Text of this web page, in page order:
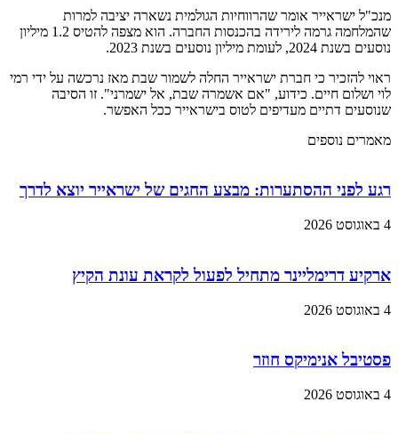
מנכ"ל ישראייר אומר שהרווחיות הגולמית נשארה יציבה למרות
שהמלחמה גרמה לירידה בהכנסות החברה. הוא מצפה להטיס 1.2 מיליון
נוסעים בשנת 2024, לעומת מיליון נוסעים בשנת 2023.
ראוי להזכיר כי חברת ישראייר החלה לשמור שבת מאז נרכשה על ידי רמי
לוי ושלום חיים. כידוע, "אם אשמרה שבת, אל ישמרני". זו הסיבה
שנוסעים דתיים מעדיפים לטוס בישראייר ככל האפשר.
מאמרים נוספים
רגע לפני ההסתערות: מבצע החגים של ישראייר יוצא לדרך
4 באוגוסט 2026
ארקיע דרימליינר מתחיל לפעול לקראת עונת הקיץ
4 באוגוסט 2026
פסטיבל אנימיקס חוזר
4 באוגוסט 2026